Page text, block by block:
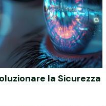
la Sicurezza